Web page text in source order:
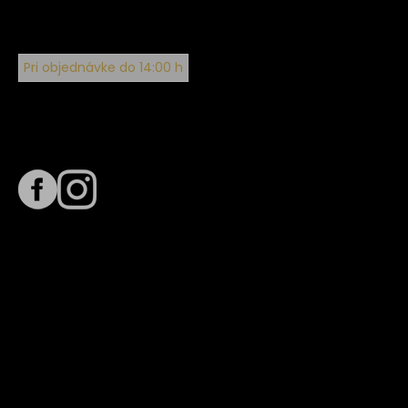
Pri objednávke do 14:00 h